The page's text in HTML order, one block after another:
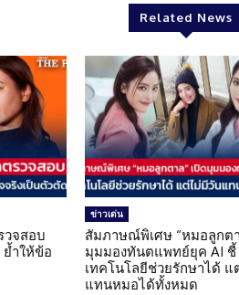
Related News
วจสอบ
ำให้ข้อ
ข่าวเด่น
สัมภาษณ์พิเศษ “หมอลูกต
มุมมองทันตแพทย์ยุค AI ชี้
เทคโนโลยีช่วยรักษาได้
แทนหมอได้ทั้งหมด